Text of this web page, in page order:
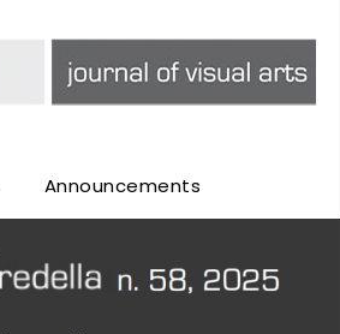
Announcements